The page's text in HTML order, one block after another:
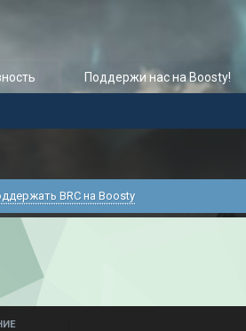
Поддержи нас на Boosty!
BRC на Boosty